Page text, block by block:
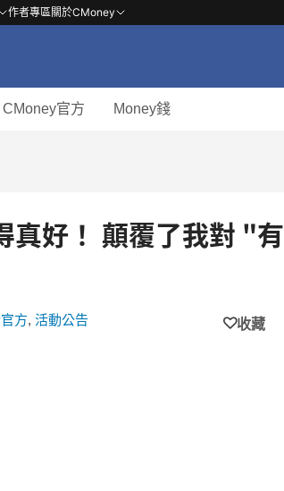
作者專區關於CMoney
CMoney官方 Money錢
真好！ 顛覆了我對 "有
方, 活動公告 收藏